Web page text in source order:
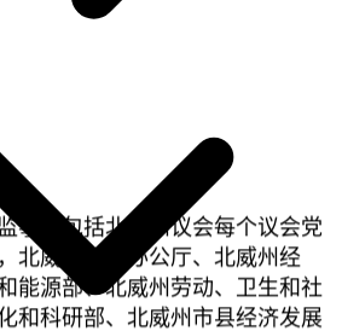
事会包括北威州议会每个议会党
北威州州长办公厅、北威州经
能源部、北威州劳动、卫生和社
和科研部、北威州市县经济发展